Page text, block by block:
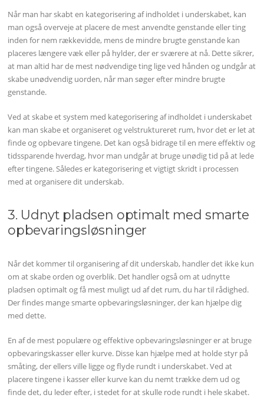
Når man har skabt en kategorisering af indholdet i underskabet, kan
man også overveje at placere de mest anvendte genstande eller ting
inden for nem rækkevidde, mens de mindre brugte genstande kan
placeres længere væk eller på hylder, der er sværere at nå. Dette sikrer,
at man altid har de mest nødvendige ting lige ved hånden og undgår at
skabe unødvendig uorden, når man søger efter mindre brugte
genstande.
Ved at skabe et system med kategorisering af indholdet i underskabet
kan man skabe et organiseret og velstruktureret rum, hvor det er let at
finde og opbevare tingene. Det kan også bidrage til en mere effektiv og
tidssparende hverdag, hvor man undgår at bruge unødig tid på at lede
efter tingene. Således er kategorisering et vigtigt skridt i processen
med at organisere dit underskab.
3. Udnyt pladsen optimalt med smarte
opbevaringsløsninger
Når det kommer til organisering af dit underskab, handler det ikke kun
om at skabe orden og overblik. Det handler også om at udnytte
pladsen optimalt og få mest muligt ud af det rum, du har til rådighed.
Der findes mange smarte opbevaringsløsninger, der kan hjælpe dig
med dette.
En af de mest populære og effektive opbevaringsløsninger er at bruge
opbevaringskasser eller kurve. Disse kan hjælpe med at holde styr på
småting, der ellers ville ligge og flyde rundt i underskabet. Ved at
placere tingene i kasser eller kurve kan du nemt trække dem ud og
finde det, du leder efter, i stedet for at skulle rode rundt i hele skabet.